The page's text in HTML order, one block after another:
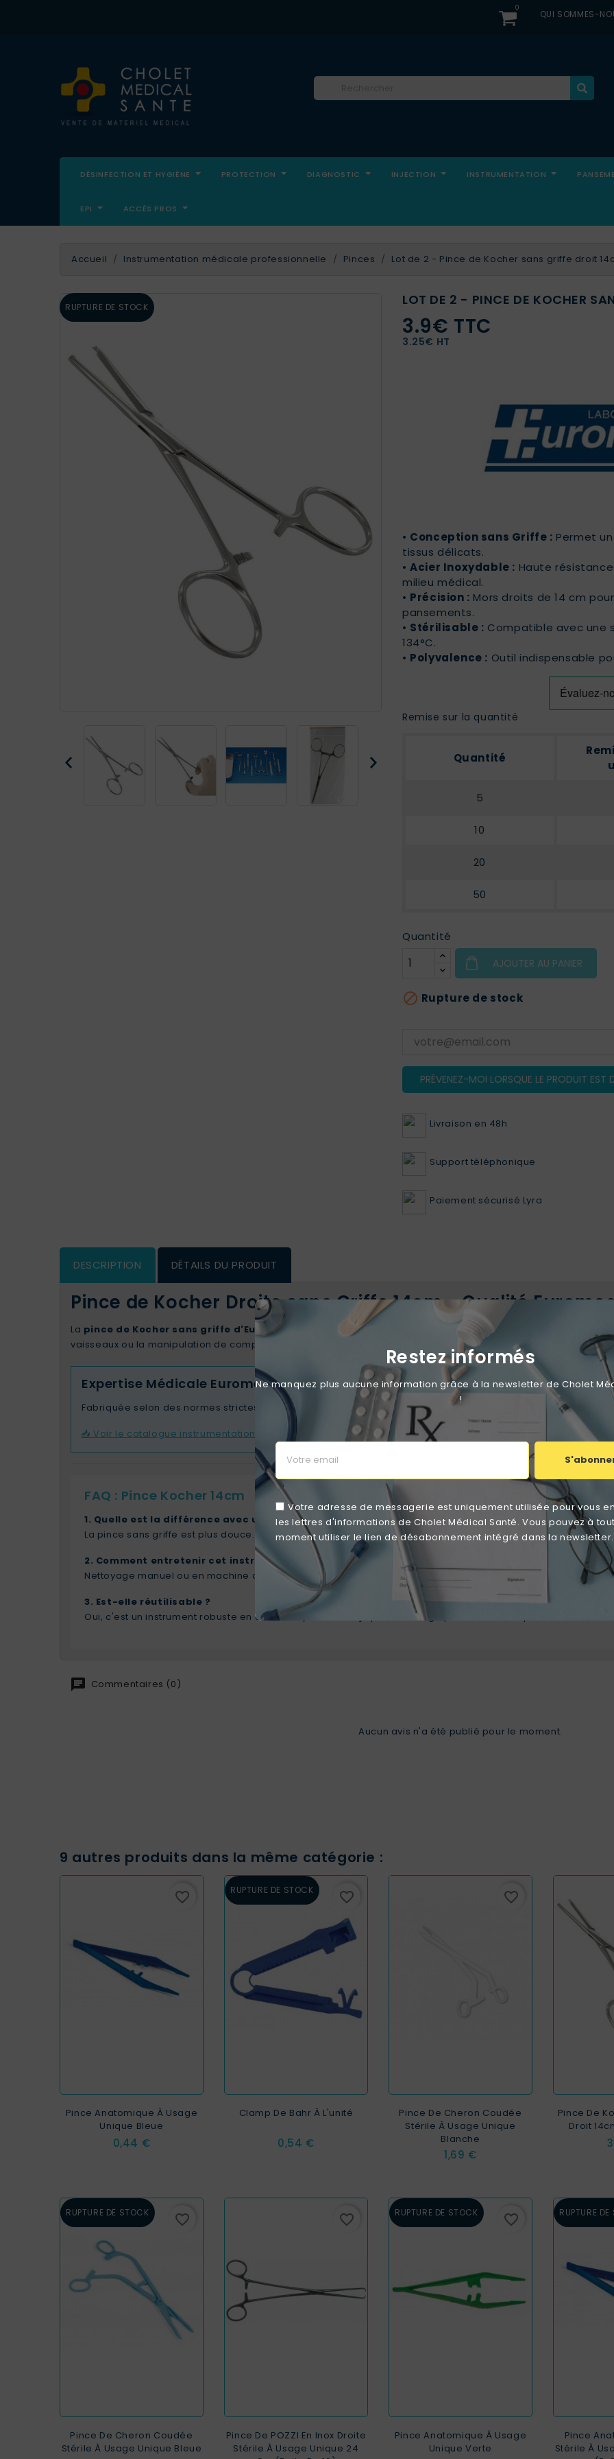
0
QUI SOMMES-
Restez informés
Ne manquez plus aucune information grâce à la newsletter de Cholet
!
Votre adresse de messagerie est uniquement utilisée pour vous
les lettres d'informations de Cholet Médical Santé. Vous pouvez à tout
moment utiliser le lien de désabonnement intégré dans la newsletter.
DÉSINFECTION ET HYGIÈNE PROTECTION DIAGNOSTIC INJECTION INSTRUMENTATION
EPI ACCÈS PROS
Accueil Instrumentation médicale professionnelle Pinces Lot de 2 - Pince de Kocher sans griffe droit
RUPTURE DE STOCK LOT DE 2 - PINCE DE KOCHER
3.9€ TTC
3.25€ HT
• Conception sans Griffe : Permet
tissus délicats.
•Acier Inoxydable : Haute
milieu médical.
• Précision : Mors droits de 14 cm
pansements.
• Stérilisable : Compatible avec une
134°C.
• Polyvalence : Outil indispensable
Remise sur la quantité
Quantité
5
10
20
50
Quantité
AJOUTER AU PANIER
 Rupture de stock
PRÉVENEZ-MOI LORSQUE LE PRODUIT EST
Livraison en 48h
Support téléphonique
Paiement sécurisé Lyra
DESCRIPTION DÉTAILS DU PRODUIT
Pince de Kocher Droite sans Griffe 14cm - Qualité
La pince de Kocher sans griffe d'Euromedis
est un instrument d'instrumentation médicale indispensable
vaisseaux ou la manipulation de compresses. Sa conception droite de 14 cm offre un équilibre parfait entre
Expertise Médicale Euromedis
Fabriquée selon des normes strictes, cette pince garantit une fermeture sécurisée grâce à ses crans de
📥 Voir le catalogue instrumentation (PDF)
FAQ : Pince Kocher 14cm
1. Quelle est la différence avec une pince "avec griffes" ?
La pince sans griffe est plus douce. Elle évite de percer ou de déchirer les tissus mous lors de la
2. Comment entretenir cet instrument ?
Nettoyage manuel ou en machine avec des produits de pH neutre, suivi d'une stérilisation autoclave à 134°C.
3. Est-elle réutilisable ?
Oui, c'est un instrument robuste en acier inoxydable conçu pour un usage professionnel répété.
Commentaires (0)
Aucun avis n'a été publié pour le moment.
9 autres produits dans la même catégorie :
favorite_border
Pince Anatomique À Usage
Unique Bleue
Prix
0,44 €
RUPTURE DE STOCK favorite_border
Clamp De Bahr À L'unité
Prix
0,54 €
favorite_border
Pince De Cheron Coudée
Stérile À Usage Unique
Blanche
Prix
1,69 €
Pince De
Droit
RUPTURE DE STOCK favorite_border
Pince De Cheron Coudée
Stérile À Usage Unique Bleue
favorite_border
Pince De POZZI En Inox Droite
Stérile À Usage Unique 24
RUPTURE DE STOCK favorite_border
Pince Anatomique À Usage
Unique Verte
RUPTURE
Pince
Stérile À